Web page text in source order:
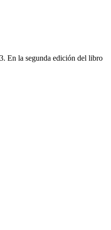
En la segunda edición del libro